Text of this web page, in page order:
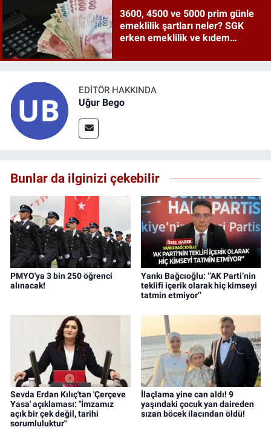
3600, 4500 ve 5000 prim günle
emeklilik şartları neler? SGK
erken emeklilik ve kıdem
EDITÖR HAKKINDA
Uğur Bego
Bunlar da ilginizi çekebilir
PMYO'ya 3 bin 250 öğrenci
alınacak!
Yankı Bağcıoğlu: ‘’AK Parti’nin
teklifi içerik olarak hiç kimseyi
tatmin etmiyor’’
Sevda Erdan Kılıç'tan 'Çerçeve
Yasa' açıklaması: "İmzamız
açık bir çek değil, tarihi
sorumluluktur"
İlaçlama yine can aldı! 9
yaşındaki çocuk yan daireden
sızan böcek ilacından öldü!